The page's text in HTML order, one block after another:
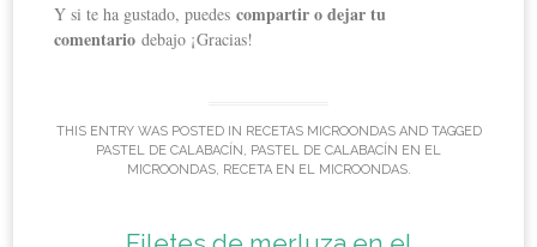
Y si te ha gustado, puedescompartir o dejar tu
comentario debajo ¡Gracias!
THIS ENTRY WAS POSTED IN RECETAS MICROONDASAND TAGGED
PASTEL DE CALABACÍN
PASTEL DE CALABACÍN EN EL
MICROONDAS, RECETA EN EL MICROONDAS.